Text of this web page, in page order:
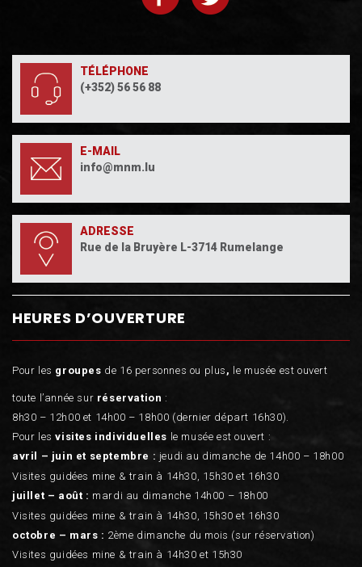
TÉLÉPHONE
(+352) 56 56 88
E-MAIL
info@mnm.lu
ADRESSE
Rue de la Bruyère L-3714 Rumelange
HEURES D’OUVERTURE
Pour les groupes de 16 personnes ou plus , le musée est ouvert
toute l’année sur réservation :
8h30 – 12h00 et 14h00 – 18h00 (dernier départ 16h30).
Pour lesvisites individuelles le musée est ouvert :
avril – juin et septembre : jeudi au dimanche de 14h00 – 18h00
Visites guidées mine & train à 14h30, 15h30 et 16h30
juillet – août : mardi au dimanche 14h00 – 18h00
Visites guidées mine & train à 14h30, 15h30 et 16h30
octobre – mars : 2ème dimanche du mois (sur réservation)
Visites guidées mine & train à 14h30 et 15h30